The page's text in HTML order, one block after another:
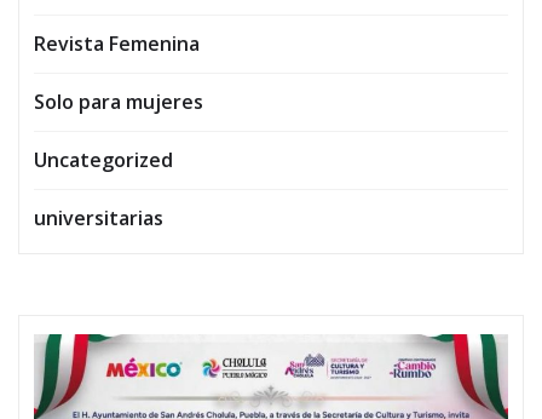
Revista Femenina
Solo para mujeres
Uncategorized
universitarias